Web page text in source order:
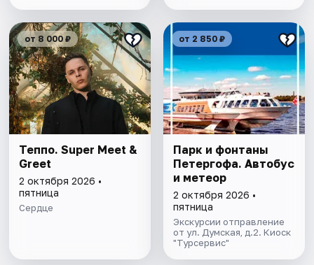
от 8 000 ₽
Теппо. Super Meet &
Greet
2 октября 2026 •
пятница
Сердце
от 2 850 ₽
Парк и фонтаны
Петергофа. Автобус
и метеор
2 октября 2026 •
пятница
Экскурсии отправление
от ул. Думская, д.2. Киоск
"Турсервис"